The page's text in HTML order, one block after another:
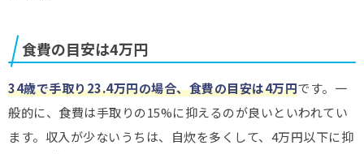
食費の目安は4万円
34歳で手取り23.4万円の場合、食費の目安は4万円です。一
般的に、食費は手取りの15%に抑えるのが良いといわれてい
ます。収入が少ないうちは、自炊を多くして、4万円以下に抑